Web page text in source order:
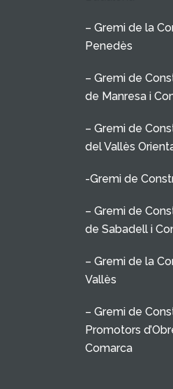
– Gremi de la
Penedès
– Gremi de
de Manresa i
– Gremi de
del Vallès
-Gremi de
– Gremi de
de Sabadell i
– Gremi de la
Vallès
– Gremi de
Promotors
Comarca